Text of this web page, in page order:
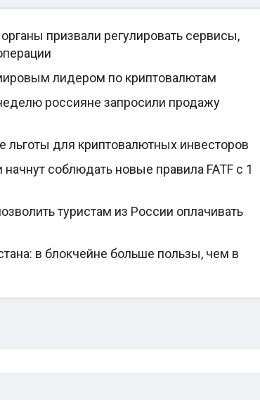
призвали регулировать сервисы,
лидером по криптовалютам
россияне запросили продажу
льготы для криптовалютных инвесторов
соблюдать новые правила FATF с 1
туристам из России оплачивать
в блокчейне больше пользы, чем в